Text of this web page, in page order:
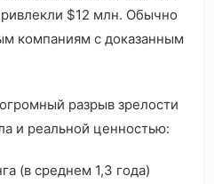
$12 млн. Обычно
компаниям с доказанным
разрыв зрелости
и реальной ценностью:
(в среднем 1,3 года)